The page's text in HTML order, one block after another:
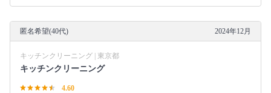
匿名希望(40代) 2024年12月
キッチンクリーニング | 東京都
キッチンクリーニング
4.60